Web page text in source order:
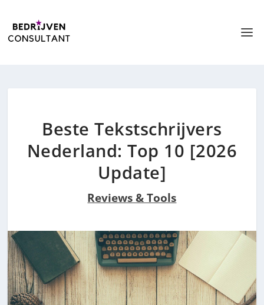
Beste Tekstschrijvers
Nederland: Top 10 [2026
Update]
Reviews & Tools